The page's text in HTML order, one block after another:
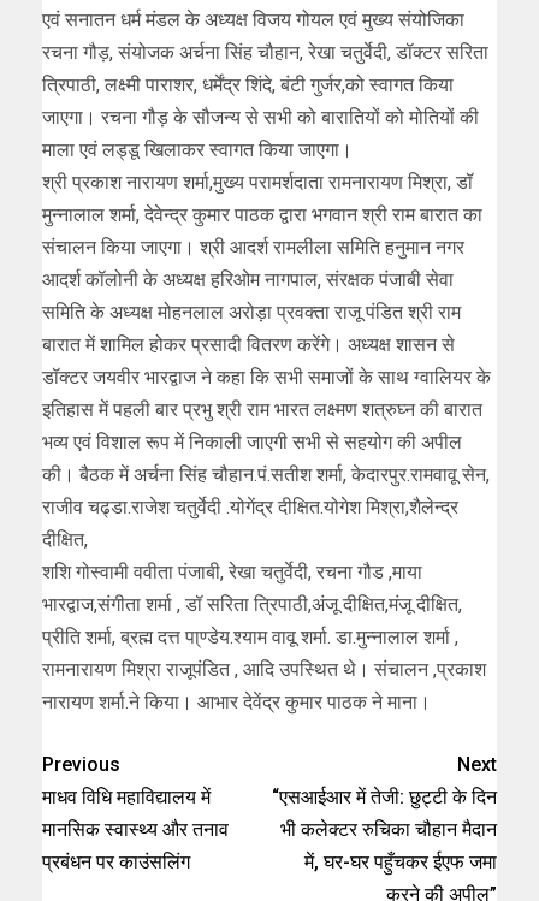
एवं सनातन धर्म मंडल के अध्यक्ष विजय गोयल एवं मुख्य संयोजिका
रचना गौड़, संयोजक अर्चना सिंह चौहान, रेखा चतुर्वेदी, डॉक्टर सरिता
त्रिपाठी, लक्ष्मी पाराशर, धर्मेंद्र शिंदे, बंटी गुर्जर,को स्वागत किया
जाएगा। रचना गौड़ के सौजन्य से सभी को बारातियों को मोतियों की
माला एवं लड्डू खिलाकर स्वागत किया जाएगा।
श्री प्रकाश नारायण शर्मा,मुख्य परामर्शदाता रामनारायण मिश्रा, डॉ
मुन्नालाल शर्मा, देवेन्द्र कुमार पाठक द्वारा भगवान श्री राम बारात का
संचालन किया जाएगा। श्री आदर्श रामलीला समिति हनुमान नगर
आदर्श कॉलोनी के अध्यक्ष हरिओम नागपाल, संरक्षक पंजाबी सेवा
समिति के अध्यक्ष मोहनलाल अरोड़ा प्रवक्ता राजू पंडित श्री राम
बारात में शामिल होकर प्रसादी वितरण करेंगे। अध्यक्ष शासन से
डॉक्टर जयवीर भारद्वाज ने कहा कि सभी समाजों के साथ ग्वालियर के
इतिहास में पहली बार प्रभु श्री राम भारत लक्ष्मण शत्रुघ्न की बारात
भव्य एवं विशाल रूप में निकाली जाएगी सभी से सहयोग की अपील
की। बैठक में अर्चना सिंह चौहान.पं.सतीश शर्मा, केदारपुर.रामवावू सेन,
राजीव चढ्डा.राजेश चतुर्वेदी .योगेंद्र दीक्षित.योगेश मिश्रा,शैलेन्द्र
दीक्षित,
शशि गोस्वामी ववीता पंजाबी, रेखा चतुर्वेदी, रचना गौड ,माया
भारद्वाज,संगीता शर्मा , डॉ सरिता त्रिपाठी,अंजू दीक्षित,मंजू दीक्षित,
प्रीति शर्मा, ब्रह्म दत्त पा्ण्डेय.श्याम वावू शर्मा. डा.मुन्नालाल शर्मा ,
रामनारायण मिश्रा राजूपंडित , आदि उपस्थित थे। संचालन ,प्रकाश
नारायण शर्मा.ने किया। आभार देवेंद्र कुमार पाठक ने माना।
Previous
माधव विधि महाविद्यालय में
मानसिक स्वास्थ्य और तनाव
प्रबंधन पर काउंसलिंग
Next
“एसआईआर में तेजी: छुट्टी के दिन
भी कलेक्टर रुचिका चौहान मैदान
में, घर-घर पहुँचकर ईएफ जमा
करने की अपील”